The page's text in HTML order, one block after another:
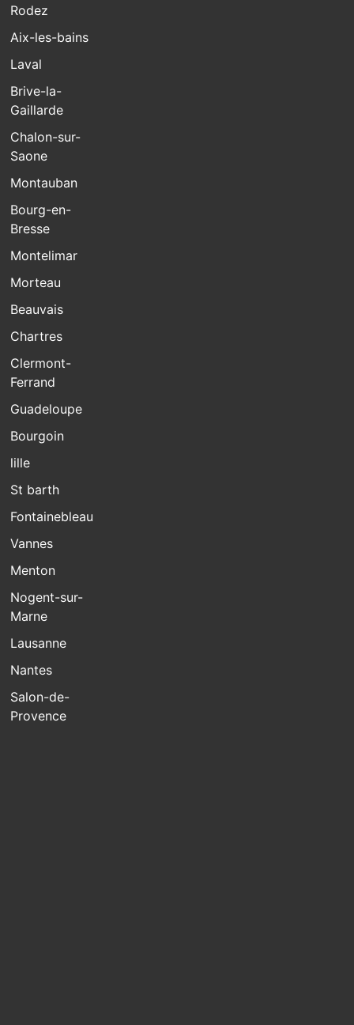
Rodez
Aix-les-bains
Laval
Brive-la-
Gaillarde
Chalon-sur-
Saone
Montauban
Bourg-en-
Bresse
Montelimar
Morteau
Beauvais
Chartres
Clermont-
Ferrand
Guadeloupe
Bourgoin
lille
St barth
Fontainebleau
Vannes
Menton
Nogent-sur-
Marne
Lausanne
Nantes
Salon-de-
Provence